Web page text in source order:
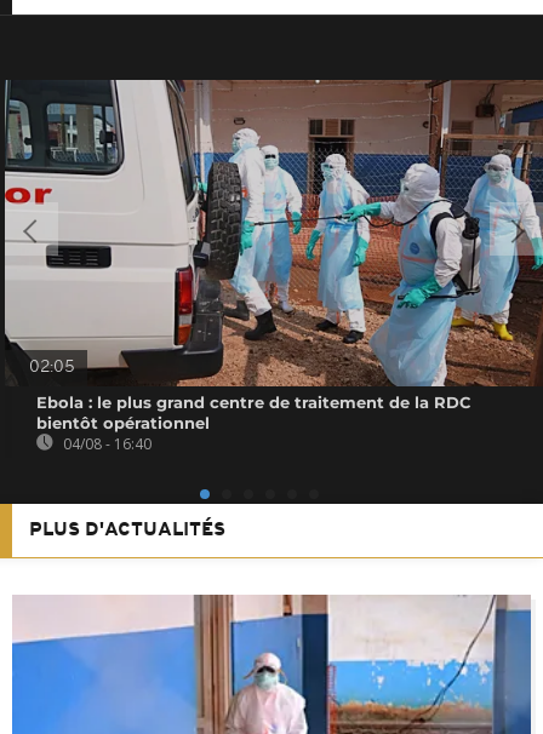
02:05
Ebola : le plus grand centre de traitement de la RDC
bientôt opérationnel
04/08 - 16:40
PLUS D'ACTUALITÉS